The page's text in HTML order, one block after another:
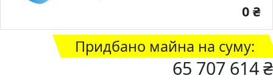
0 ₴
Придбано майна на суму:
65 707 614 ₴